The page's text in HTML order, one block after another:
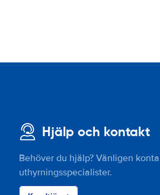
Hjälp och kontakt
Behöver du hjälp? Vänligen
uthyrningsspecialister.